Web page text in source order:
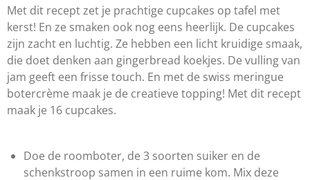
i
n
g
:
0
s
t
r r
r
e
n
r
r
e
n
r
r
e
n
r
r
e
n
m
m
e
n
Met dit recept zet je prachtige cupcakes op tafel met
kerst! En ze smaken ook nog eens heerlijk. De cupcakes
zijn zacht en luchtig. Ze hebben een licht kruidige smaak,
die doet denken aan gingerbread koekjes. De vulling van
jam geeft een frisse touch. En met de swiss meringue
botercrème maak je de creatieve topping! Met dit recept
maak je 16 cupcakes.
Doe de roomboter, de 3 soorten suiker en de
schenkstroop samen in een ruime kom. Mix deze